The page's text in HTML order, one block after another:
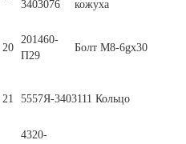
3403076
кожуха
20
201460-
П29
Болт М8-6gх30
21 5557Я-3403111 Кольцо
4320-